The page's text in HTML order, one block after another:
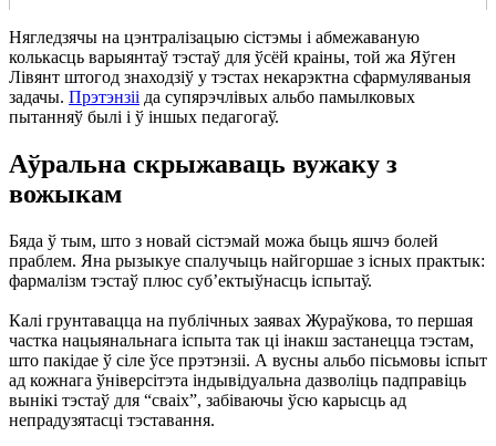
Нягледзячы на цэнтралізацыю сістэмы і абмежаваную
колькасць варыянтаў тэстаў для ўсёй краіны, той жа Яўген
Лівянт штогод знаходзіў у тэстах некарэктна сфармуляваныя
задачы. Прэтэнзіі да супярэчлівых альбо памылковых
пытанняў былі і ў іншых педагогаў.
Аўральна скрыжаваць вужаку з
вожыкам
Бяда ў тым, што з новай сістэмай можа быць яшчэ болей
праблем. Яна рызыкуе спалучыць найгоршае з існых практык:
фармалізм тэстаў плюс суб’ектыўнасць іспытаў.
Калі грунтавацца на публічных заявах Жураўкова, то першая
частка нацыянальнага іспыта так ці інакш застанецца тэстам,
што пакідае ў сіле ўсе прэтэнзіі. А вусны альбо пісьмовы іспыт
ад кожнага ўніверсітэта індывідуальна дазволіць падправіць
вынікі тэстаў для “сваіх”, забіваючы ўсю карысць ад
непрадузятасці тэставання.